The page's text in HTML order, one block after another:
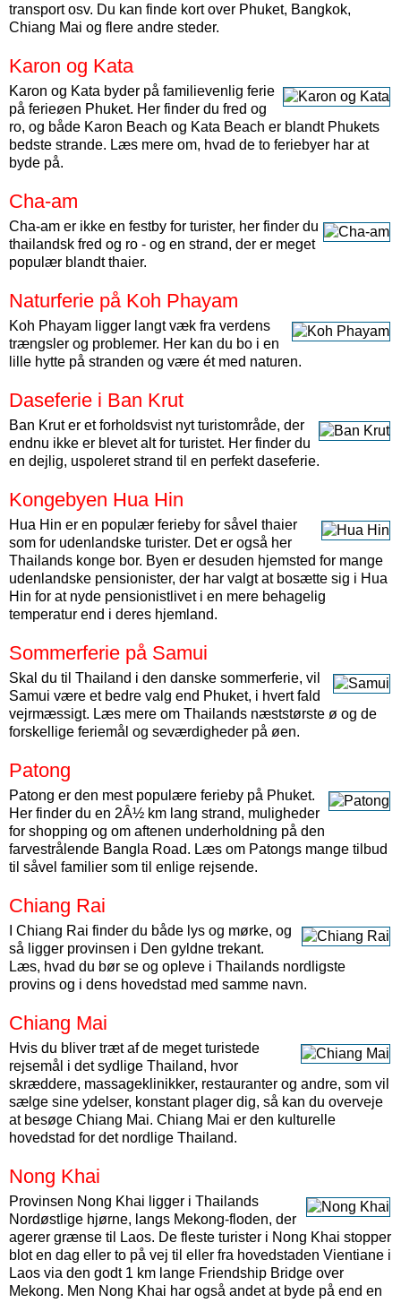
transport osv. Du kan finde kort over Phuket, Bangkok,
Chiang Mai og flere andre steder.
Karon og Kata
Karon og Kata byder på familievenlig ferie
på ferieøen Phuket. Her finder du fred og
ro, og både Karon Beach og Kata Beach er blandt Phukets
bedste strande. Læs mere om, hvad de to feriebyer har at
byde på.
Cha-am
Cha-am er ikke en festby for turister, her finder du
thailandsk fred og ro - og en strand, der er meget
populær blandt thaier.
Naturferie på Koh Phayam
Koh Phayam ligger langt væk fra verdens
trængsler og problemer. Her kan du bo i en
lille hytte på stranden og være ét med naturen.
Daseferie i Ban Krut
Ban Krut er et forholdsvist nyt turistområde, der
endnu ikke er blevet alt for turistet. Her finder du
en dejlig, uspoleret strand til en perfekt daseferie.
Kongebyen Hua Hin
Hua Hin er en populær ferieby for såvel thaier
som for udenlandske turister. Det er også her
Thailands konge bor. Byen er desuden hjemsted for mange
udenlandske pensionister, der har valgt at bosætte sig i Hua
Hin for at nyde pensionistlivet i en mere behagelig
temperatur end i deres hjemland.
Sommerferie på Samui
Skal du til Thailand i den danske sommerferie, vil
Samui være et bedre valg end Phuket, i hvert fald
vejrmæssigt. Læs mere om Thailands næststørste ø og de
forskellige feriemål og seværdigheder på øen.
Patong
Patong er den mest populære ferieby på Phuket.
Her finder du en 2Â½ km lang strand, muligheder
for shopping og om aftenen underholdning på den
farvestrålende Bangla Road. Læs om Patongs mange tilbud
til såvel familier som til enlige rejsende.
Chiang Rai
I Chiang Rai finder du både lys og mørke, og
så ligger provinsen i Den gyldne trekant.
Læs, hvad du bør se og opleve i Thailands nordligste
provins og i dens hovedstad med samme navn.
Chiang Mai
Hvis du bliver træt af de meget turistede
rejsemål i det sydlige Thailand, hvor
skræddere, massageklinikker, restauranter og andre, som vil
sælge sine ydelser, konstant plager dig, så kan du overveje
at besøge Chiang Mai. Chiang Mai er den kulturelle
hovedstad for det nordlige Thailand.
Nong Khai
Provinsen Nong Khai ligger i Thailands
Nordøstlige hjørne, langs Mekong-floden, der
agerer grænse til Laos. De fleste turister i Nong Khai stopper
blot en dag eller to på vej til eller fra hovedstaden Vientiane i
Laos via den godt 1 km lange Friendship Bridge over
Mekong. Men Nong Khai har også andet at byde på end en